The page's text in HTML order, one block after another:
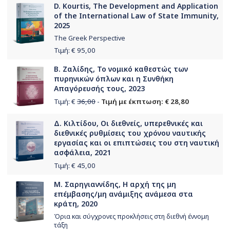
D. Kourtis, The Development and Application
of the International Law of State Immunity,
2025
The Greek Perspective
Τιμή: € 95,00
Β. Ζαλίδης, Το νομικό καθεστώς των
πυρηνικών όπλων και η Συνθήκη
Απαγόρευσής τους, 2023
Τιμή: € 36,00 - Τιμή με έκπτωση: € 28,80
Δ. Κιλτίδου, Οι διεθνείς, υπερεθνικές και
διεθνικές ρυθμίσεις του χρόνου ναυτικής
εργασίας και οι επιπτώσεις του στη ναυτική
ασφάλεια, 2021
Τιμή: € 45,00
Μ. Σαρηγιαννίδης, Η αρχή της μη
επέμβασης/μη ανάμιξης ανάμεσα στα
κράτη, 2020
Όρια και σύγχρονες προκλήσεις στη διεθνή έννομη
τάξη